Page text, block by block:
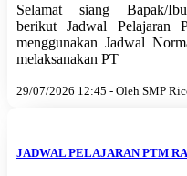
Selamat siang Bapak/
berikut Jadwal
menggunakan Jadwal
melaksanakan PT
29/07/2026 12:45 - Oleh SMP
JADWAL PELAJARAN PTM